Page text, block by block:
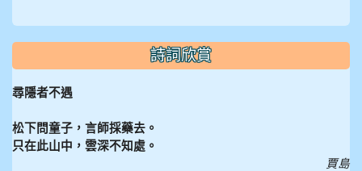
詩詞欣賞
尋隱者不遇
松下問童子，言師採藥去。
只在此山中，雲深不知處。
賈島